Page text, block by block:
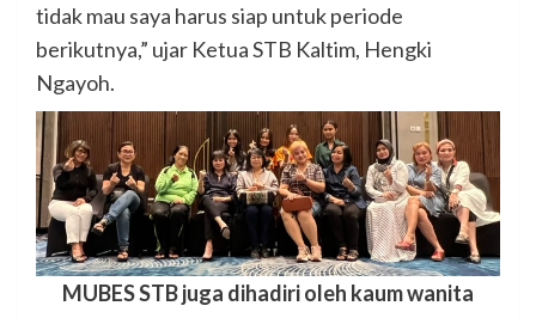
tidak mau saya harus siap untuk periode
berikutnya,” ujar Ketua STB Kaltim, Hengki
Ngayoh.
MUBES STB juga dihadiri oleh kaum wanita